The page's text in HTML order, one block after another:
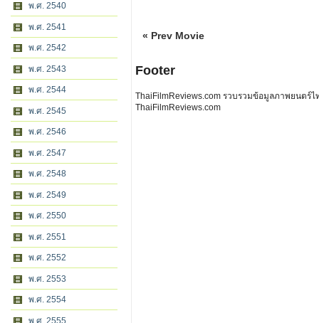
พ.ศ. 2540
พ.ศ. 2541
พ.ศ. 2542
พ.ศ. 2543
พ.ศ. 2544
พ.ศ. 2545
พ.ศ. 2546
พ.ศ. 2547
พ.ศ. 2548
พ.ศ. 2549
พ.ศ. 2550
พ.ศ. 2551
พ.ศ. 2552
พ.ศ. 2553
พ.ศ. 2554
พ.ศ. 2555
« Prev Movie
Footer
ThaiFilmReviews.com รวบรวมข้อมูลภาพยนตร์
ThaiFilmReviews.com